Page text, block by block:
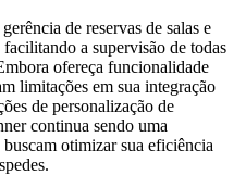
de reservas de salas e
a supervisão de todas
ofereça funcionalidade
limitações em sua integração
de personalização de
continua sendo uma
otimizar sua eficiência